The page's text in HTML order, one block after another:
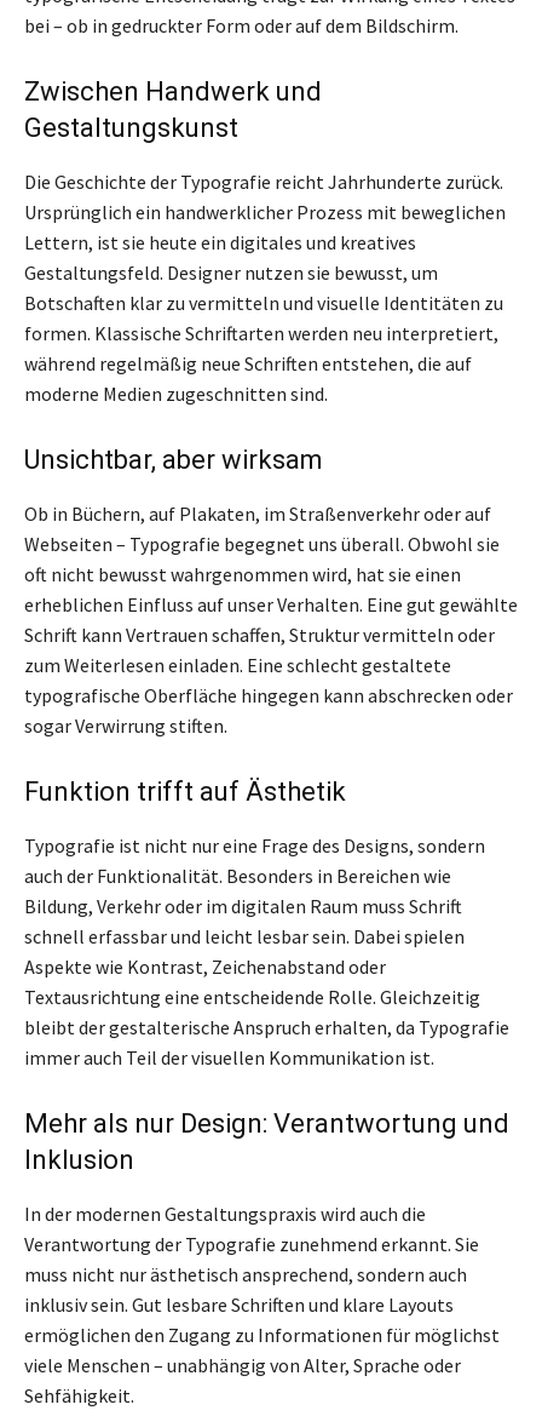
bei – ob in gedruckter Form oder auf dem Bildschirm.
Zwischen Handwerk und
Gestaltungskunst
Die Geschichte der Typografie reicht Jahrhunderte zurück.
Ursprünglich ein handwerklicher Prozess mit beweglichen
Lettern, ist sie heute ein digitales und kreatives
Gestaltungsfeld. Designer nutzen sie bewusst, um
Botschaften klar zu vermitteln und visuelle Identitäten zu
formen. Klassische Schriftarten werden neu interpretiert,
während regelmäßig neue Schriften entstehen, die auf
moderne Medien zugeschnitten sind.
Unsichtbar, aber wirksam
Ob in Büchern, auf Plakaten, im Straßenverkehr oder auf
Webseiten – Typografie begegnet uns überall. Obwohl sie
oft nicht bewusst wahrgenommen wird, hat sie einen
erheblichen Einfluss auf unser Verhalten. Eine gut gewählte
Schrift kann Vertrauen schaffen, Struktur vermitteln oder
zum Weiterlesen einladen. Eine schlecht gestaltete
typografische Oberfläche hingegen kann abschrecken oder
sogar Verwirrung stiften.
Funktion trifft auf Ästhetik
Typografie ist nicht nur eine Frage des Designs, sondern
auch der Funktionalität. Besonders in Bereichen wie
Bildung, Verkehr oder im digitalen Raum muss Schrift
schnell erfassbar und leicht lesbar sein. Dabei spielen
Aspekte wie Kontrast, Zeichenabstand oder
Textausrichtung eine entscheidende Rolle. Gleichzeitig
bleibt der gestalterische Anspruch erhalten, da Typografie
immer auch Teil der visuellen Kommunikation ist.
Mehr als nur Design: Verantwortung und
Inklusion
In der modernen Gestaltungspraxis wird auch die
Verantwortung der Typografie zunehmend erkannt. Sie
muss nicht nur ästhetisch ansprechend, sondern auch
inklusiv sein. Gut lesbare Schriften und klare Layouts
ermöglichen den Zugang zu Informationen für möglichst
viele Menschen – unabhängig von Alter, Sprache oder
Sehfähigkeit.